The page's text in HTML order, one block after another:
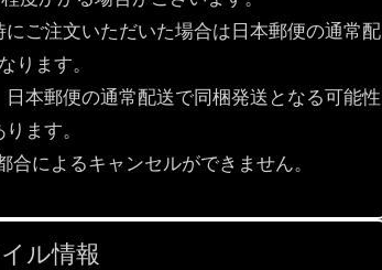
ご注文いただいた場合は日本郵便の通常配
ります。
本郵便の通常配送で同梱発送となる可能性
ます。
によるキャンセルができません。
ル情報